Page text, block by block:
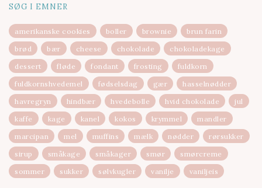
SØG I EMNER
amerikanske cookies boller brownie
brun farin
brød
bær cheese chokolade
chokoladekage
dessert
fløde fondant frosting
fuldkorn
fuldkornshvedemel
fødselsdag gær
hasselnødder
havregryn
hindbær hvedebolle hvid chokolade
jul
kaffe
kage kanel kokos krymmel
mandler
marcipan
mel muffins mælk nødder
rørsukker
sirup
småkage småkager smør
smørcreme
sommer
sukker sølvkugler vanilje vaniljeis